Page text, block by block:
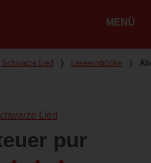
MENÜ
Schwarze Lied ❭ Leseeindrücke ❭
Lied
pur